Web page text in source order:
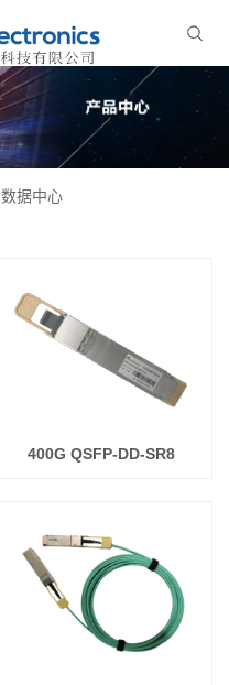
数据中心
400G QSFP-DD-SR8